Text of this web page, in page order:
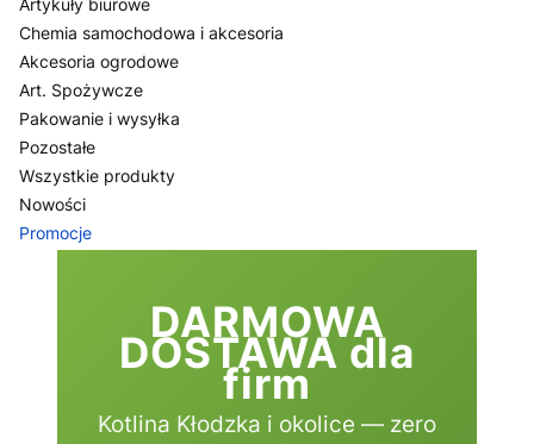
Artykuły biurowe
Chemia samochodowa i akcesoria
Akcesoria ogrodowe
Art. Spożywcze
Pakowanie i wysyłka
Pozostałe
Wszystkie produkty
Nowości
Promocje
DARMOWA
DOSTAWA dla
firm
Kotlina Kłodzka i okolice — zero